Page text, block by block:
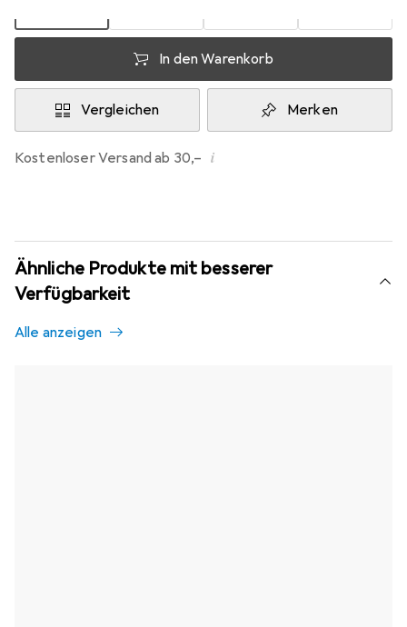
In den Warenkorb
Vergleichen Merken
Kostenloser Versand ab 30,– i
Ähnliche Produkte mit besserer
Verfügbarkeit
Alle anzeigen